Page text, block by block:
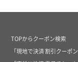
TOPからクーポン検索
「現地で決済 割引クーポ